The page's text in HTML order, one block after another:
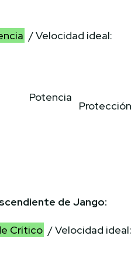
/ Velocidad ideal:
Potencia
Protección
de Jango:
Crítico / Velocidad ideal: